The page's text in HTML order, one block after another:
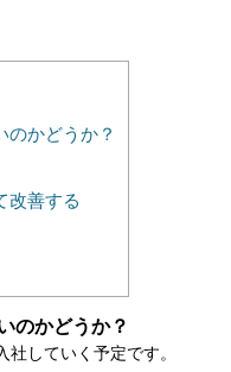
のかどうか？
改善する
のかどうか？
していく予定です。